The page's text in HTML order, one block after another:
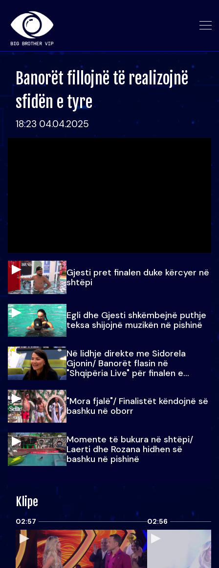
Banorët fillojnë të realizojnë
sfidën e tyre
18:23 04.04.2025
Gjesti pret finalen duke kërcyer në
shtëpi
Egli dhe Gjesti shkëmbejnë puthje
teksa shijojnë muzikën në pishinë
Në lidhje direkte me Sidorela
Gjonin/ Banorët flasin në
"Shqipëria Live" për finalen e
"Mora fjalë"/ Finalistët këndojnë së
bashku në oborr
Momente të bukura në shtëpi/
Laerti dhe Rozana hidhen së
bashku në pishinë
Klipe
02:57 02:56